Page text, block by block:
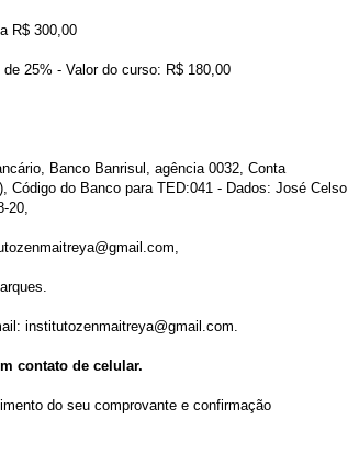
R$ 300,00
25% - Valor do curso: R$ 180,00
Banco Banrisul, agência 0032, Conta
Código do Banco para TED:041 - Dados: José Celso
20,
institutozenmaitreya@gmail.com.
contato de celular.
do seu comprovante e confirmação